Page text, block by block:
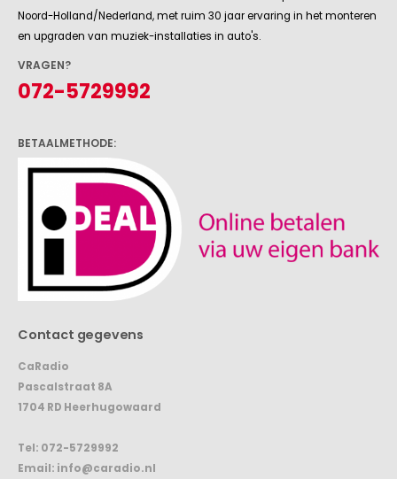
en upgraden van muziek-installaties in auto's.
VRAGEN?
072-5729992
Contact gegevens
CaRadio
Pascalstraat 8A